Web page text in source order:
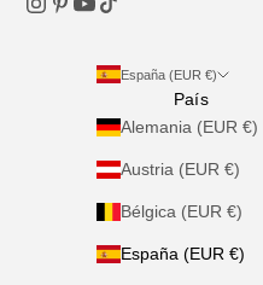
España (EUR €)
País
Alemania (EUR €)
Austria (EUR €)
Bélgica (EUR €)
España (EUR €)